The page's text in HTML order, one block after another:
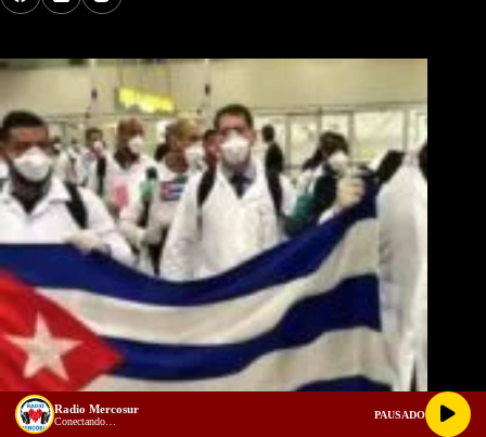
Radio Mercosur
Conectando…
PAUSADO